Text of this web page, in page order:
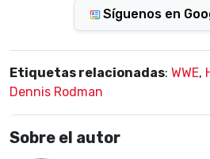
Síguenos en
Etiquetas relacionadas: WWE,
Dennis Rodman
Sobre el autor